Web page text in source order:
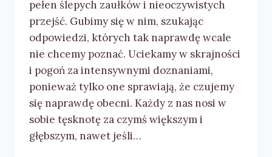
pełen ślepych zaułków i nieoczywistych
przejść. Gubimy się w nim, szukając
odpowiedzi, których tak naprawdę wcale
nie chcemy poznać. Uciekamy w skrajności
i pogoń za intensywnymi doznaniami,
ponieważ tylko one sprawiają, że czujemy
się naprawdę obecni. Każdy z nas nosi w
sobie tęsknotę za czymś większym i
głębszym, nawet jeśli…